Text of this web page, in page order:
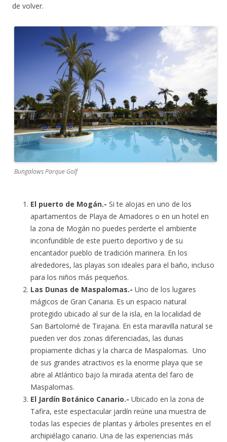
de volver.
Bungalows Parque Golf
El puerto de Mogán.- Si te alojas en uno de los
apartamentos de Playa de Amadores o en un hotel en
la zona de Mogán no puedes perderte el ambiente
inconfundible de este puerto deportivo y de su
encantador pueblo de tradición marinera. En los
alrededores, las playas son ideales para el baño, incluso
para los niños más pequeños.
Las Dunas de Maspalomas.- Uno de los lugares
mágicos de Gran Canaria. Es un espacio natural
protegido ubicado al sur de la isla, en la localidad de
San Bartolomé de Tirajana. En esta maravilla natural se
pueden ver dos zonas diferenciadas, las dunas
propiamente dichas y la charca de Maspalomas. Uno
de sus grandes atractivos es la enorme playa que se
abre al Atlántico bajo la mirada atenta del faro de
Maspalomas.
El Jardín Botánico Canario.- Ubicado en la zona de
Tafira, este espectacular jardín reúne una muestra de
todas las especies de plantas y árboles presentes en el
archipiélago canario. Una de las experiencias más